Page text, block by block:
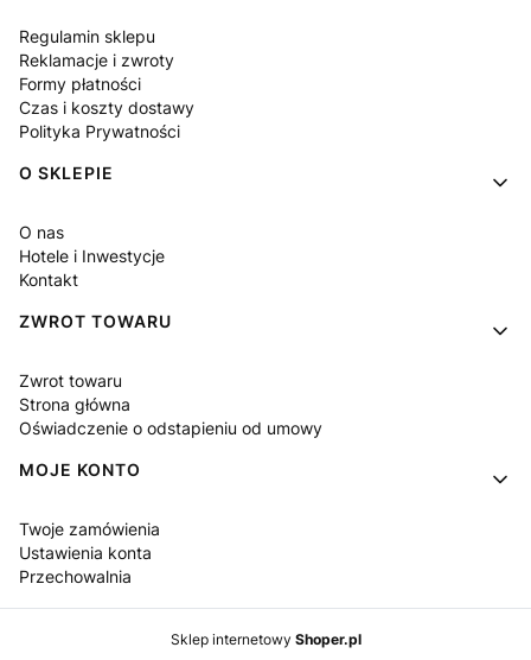
Regulamin sklepu
Reklamacje i zwroty
Formy płatności
Czas i koszty dostawy
Polityka Prywatności
O SKLEPIE
O nas
Hotele i Inwestycje
Kontakt
ZWROT TOWARU
Zwrot towaru
Strona główna
Oświadczenie o odstapieniu od umowy
MOJE KONTO
Twoje zamówienia
Ustawienia konta
Przechowalnia
Sklep internetowy Shoper.pl